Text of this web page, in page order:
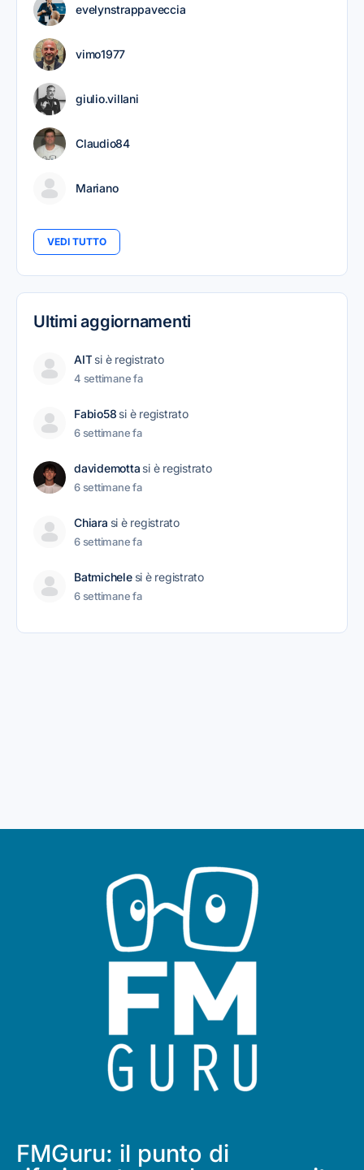
evelynstrappaveccia
vimo1977
giulio.villani
Claudio84
Mariano
VEDI TUTTO
Ultimi aggiornamenti
AIT si è registrato
4 settimane fa
Fabio58 si è registrato
6 settimane fa
davidemotta si è registrato
6 settimane fa
Chiara si è registrato
6 settimane fa
Batmichele si è registrato
6 settimane fa
FMGuru: il punto di